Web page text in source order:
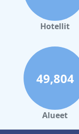
Hotellit
49,804
Alueet